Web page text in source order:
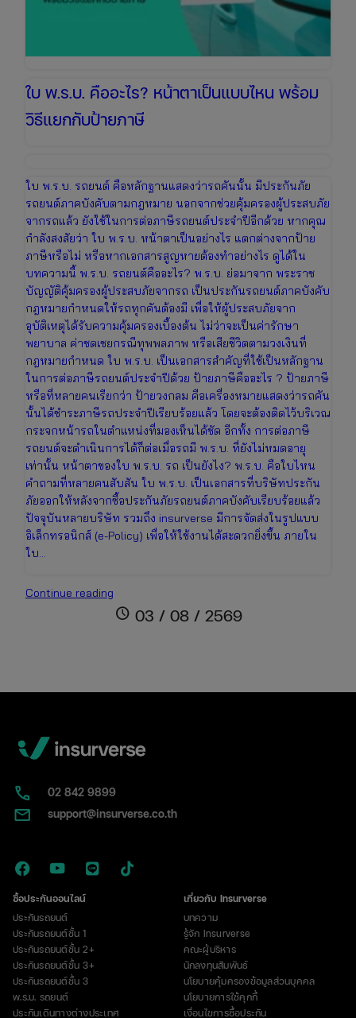
ใบ พ.ร.บ. คืออะไร? หน้าตาเป็นแบบไหน พร้อม
วิธีแยกกับป้ายภาษี
ใบ พ.ร.บ. รถยนต์ คือหลักฐานแสดงว่ารถคันนั้น มีประกันภัย
รถยนต์ภาคบังคับตามกฎหมาย นอกจากช่วยคุ้มครองผู้ประสบภัย
จากรถแล้ว ยังใช้ในการต่อภาษีรถยนต์ประจำปีอีกด้วย หากคุณ
กำลังสงสัยว่า ใบ พ.ร.บ. หน้าตาเป็นอย่างไร แตกต่างจากป้าย
ภาษีหรือไม่ หรือหากเอกสารสูญหายต้องทำอย่างไร ดูได้ใน
บทความนี้ พ.ร.บ. รถยนต์คืออะไร? พ.ร.บ. ย่อมาจาก พระราช
บัญญัติคุ้มครองผู้ประสบภัยจากรถ เป็นประกันรถยนต์ภาคบังคับ
กฎหมายกำหนดให้รถทุกคันต้องมี เพื่อให้ผู้ประสบภัยจาก
อุบัติเหตุได้รับความคุ้มครองเบื้องต้น ไม่ว่าจะเป็นค่ารักษา
พยาบาล ค่าชดเชยกรณีทุพพลภาพ หรือเสียชีวิตตามวงเงินที่
กฎหมายกำหนด ใบ พ.ร.บ. เป็นเอกสารสำคัญที่ใช้เป็นหลักฐาน
ในการต่อภาษีรถยนต์ประจำปีด้วย ป้ายภาษีคืออะไร ? ป้ายภาษี
หรือที่หลายคนเรียกว่า ป้ายวงกลม คือเครื่องหมายแสดงว่ารถคัน
นั้นได้ชำระภาษีรถประจำปีเรียบร้อยแล้ว โดยจะต้องติดไว้บริเวณ
กระจกหน้ารถในตำแหน่งที่มองเห็นได้ชัด อีกทั้ง การต่อภาษี
รถยนต์จะดำเนินการได้ก็ต่อเมื่อรถมี พ.ร.บ. ที่ยังไม่หมดอายุ
เท่านั้น หน้าตาของใบ พ.ร.บ. รถ เป็นยังไง? พ.ร.บ. คือใบไหน
คำถามที่หลายคนสับสัน ใบ พ.ร.บ. เป็นเอกสารที่บริษัทประกัน
ภัยออกให้หลังจากซื้อประกันภัยรถยนต์ภาคบังคับเรียบร้อยแล้ว
ปัจจุบันหลายบริษัท รวมถึง insurverse มีการจัดส่งในรูปแบบ
อิเล็กทรอนิกส์ (e-Policy) เพื่อให้ใช้งานได้สะดวกยิ่งขึ้น ภายใน
ใบ…
Continue reading
พ.ร.บ.
วิธี
กับ
ภาษี
schedule 03 / 08 / 2569
02​ 842 9899
support@insurverse.co.th
ซื้อประกันออนไลน์
ประกันรถยนต์
ประกันรถยนต์ชั้น 1
ประกันรถยนต์ชั้น 2+
ประกันรถยนต์ชั้น 3+
ประกันรถยนต์ชั้น 3
พ.ร.บ. รถยนต์
ประกันเดินทางต่างประเทศ
เกี่ยวกับ Insurverse
บทความ
รู้จัก Insurverse
คณะผู้บริหาร
นักลงทุนสัมพันธ์
นโยบายคุ้มครองข้อมูลส่วนบุคคล
นโยบายการใช้คุกกี้
เงื่อนไขการซื้อประกัน